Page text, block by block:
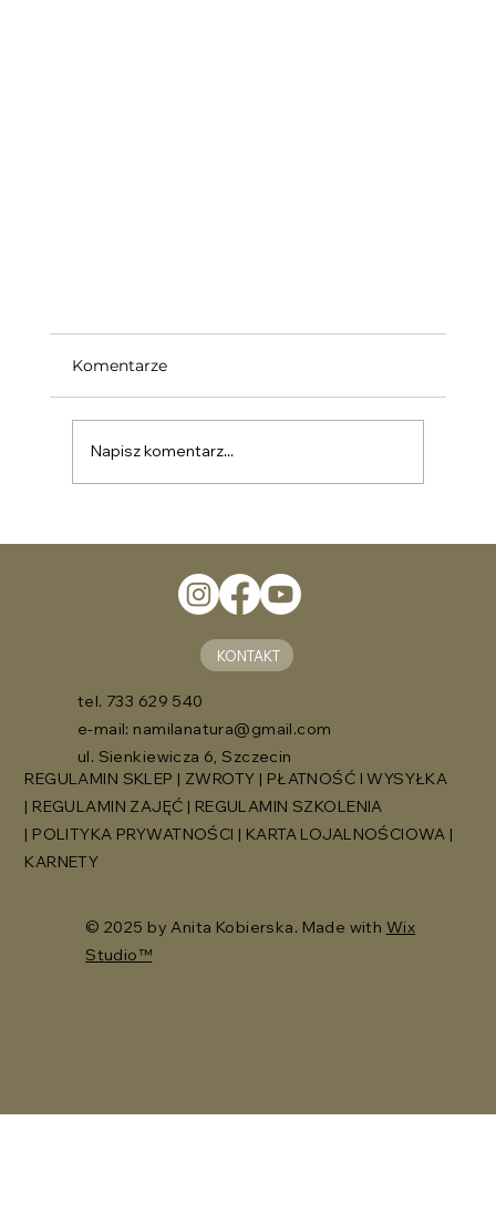
Feng Shui - Sztuka Harmonii w
Komentarze
Napisz komentarz...
tel. 733 629 540
e-mail: namilanatura@gmail.com
ul. Sienkiewicza 6, Szczecin
KONTAKT
REGULAMIN SKLEP | ZWROTY | PŁATNOŚĆ I WYSYŁKA
| REGULAMIN ZAJĘĆ | REGULAMIN SZKOLENIA
| POLITYKA PRYWATNOŚCI | KARTA LOJALNOŚCIOWA |
KARNETY
© 2025 by Anita Kobierska. Made with Wix
Studio™